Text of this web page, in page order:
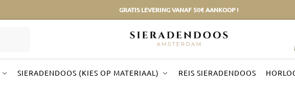
GRATIS LEVERING VANAF 50€ AANKOOP !
SIERADENDOOS (KIES OP MATERIAAL) REIS SIERADENDOOS